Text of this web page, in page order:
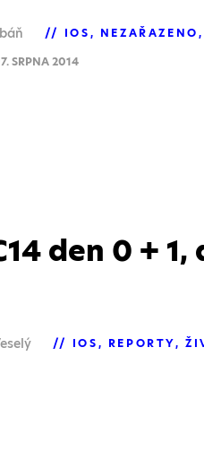
IOS NEZAŘAZENO
SRPNA 2014
den 0 +
IOS REPORTY